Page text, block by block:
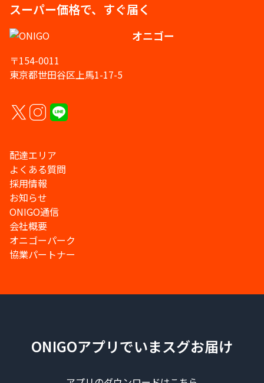
スーパー価格で、すぐ届く
オニゴー
〒154-0011
東京都世田谷区上馬1-17-5
配達エリア
よくある質問
採用情報
お知らせ
ONIGO通信
会社概要
オニゴーパーク
協業パートナー
ONIGOアプリでいまスグお届け